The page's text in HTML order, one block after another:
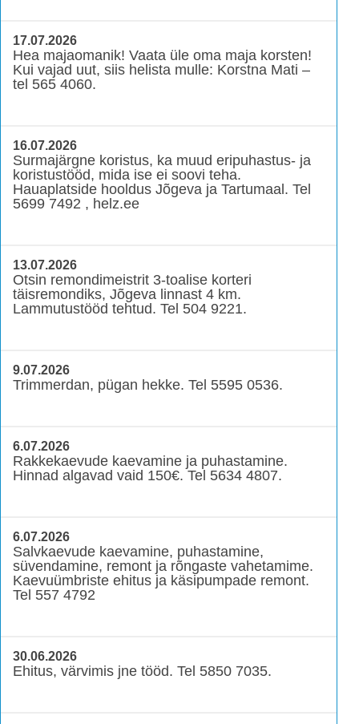
17.07.2026
Hea majaomanik! Vaata üle oma maja korsten!
Kui vajad uut, siis helista mulle: Korstna Mati –
tel 565 4060.
16.07.2026
Surmajärgne koristus, ka muud eripuhastus- ja
koristustööd, mida ise ei soovi teha.
Hauaplatside hooldus Jõgeva ja Tartumaal. Tel
5699 7492 , helz.ee
13.07.2026
Otsin remondimeistrit 3-toalise korteri
täisremondiks, Jõgeva linnast 4 km.
Lammutustööd tehtud. Tel 504 9221.
9.07.2026
Trimmerdan, pügan hekke. Tel 5595 0536.
6.07.2026
Rakkekaevude kaevamine ja puhastamine.
Hinnad algavad vaid 150€. Tel 5634 4807.
6.07.2026
Salvkaevude kaevamine, puhastamine,
süvendamine, remont ja rõngaste vahetamime.
Kaevuümbriste ehitus ja käsipumpade remont.
Tel 557 4792
30.06.2026
Ehitus, värvimis jne tööd. Tel 5850 7035.